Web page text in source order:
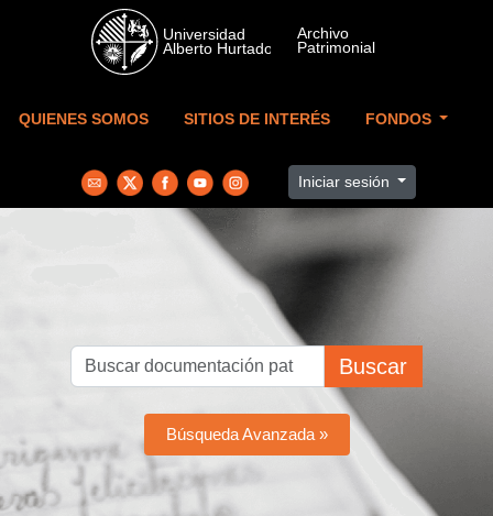
Skip to main content
QUIENES SOMOS SITIOS DE INTERÉS FONDOS
Iniciar sesión
Buscar
Búsqueda Avanzada »